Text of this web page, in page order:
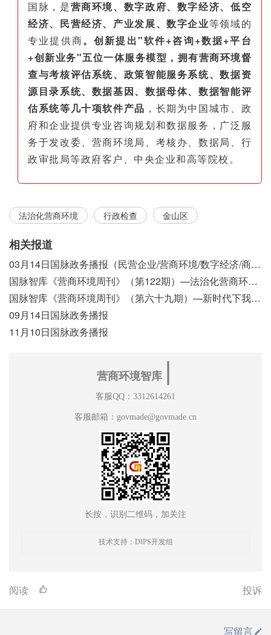
国脉，是营商环境、数字政府、数字经济、低空
经济、民营经济、产业发展、数字企业等领域的
专业提供商。创新提出"软件+咨询+数据+平台
+创新业务"五位一体服务模型，拥有营商环境督
查与考核评估系统、政策智能服务系统、数据资
源目录系统、数据基因、数据母体、数据智能评
估系统等几十项软件产品 ，长期为中国城市、政
府和企业提供专业咨询规划和数据服务，广泛服
务于发改委、营商环境局、考核办、数据局、行
政审批局等政府客户、中央企业和高等院校。
法治化营商环境 行政检查 金山区
相关报道
03月14日国脉政务播报（民营企业/营商环境/数字经济/商事制度改革）
国脉智库《营商环境周刊》（第122期）—法治化营商环境视域下我国行政执法公示制度浅析
国脉智库《营商环境周刊》（第六十九期）—新时代下我国营商环境标准体系构建初探
09月14日国脉政务播报
11月10日国脉政务播报
营商环境智库
客服QQ：3312614261
客服邮箱：govmade@govmade.cn
长按，识别二维码，加关注
技术支持：DIPS开发组
阅读 投诉
写留言